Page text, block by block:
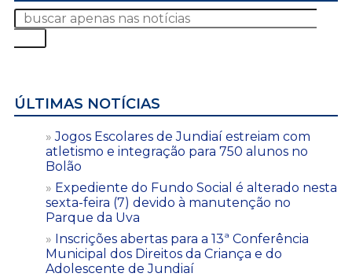
ÚLTIMAS NOTÍCIAS
Jogos Escolares de Jundiaí estreiam com
atletismo e integração para 750 alunos no
Bolão
Expediente do Fundo Social é alterado nesta
sexta-feira (7) devido à manutenção no
Parque da Uva
Inscrições abertas para a 13ª Conferência
Municipal dos Direitos da Criança e do
Adolescente de Jundiaí